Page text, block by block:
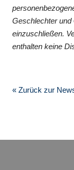
Geschlechter
einzuschließen.
enthalten keine
« Zurück zur